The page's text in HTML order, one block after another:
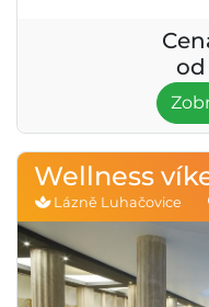
od
Wellness
Lázně Luhačovice